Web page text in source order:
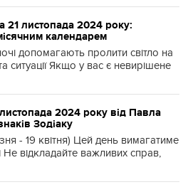
21 листопада 2024 року:
календарем
допомагають пролити світло на
ситуації Якщо у вас є невирішене
2024 року від Павла
Зодіаку
- 19 квітня) Цей день вимагатиме
Не відкладайте важливих справ,